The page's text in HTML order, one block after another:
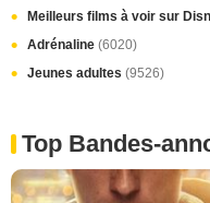
Meilleurs films à voir sur
Adrénaline (6020)
Jeunes adultes (9526)
Top Bandes-